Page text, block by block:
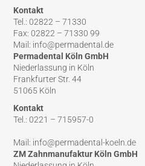
Kontakt
Tel.: 02822 – 71330
Fax: 02822 – 71330 99
Mail: info@permadental.de
Permadental Köln GmbH
Niederlassung in Köln
Frankfurter Str. 44
51065 Köln
Kontakt
Tel.: 0221 – 715957-0
Mail: info@permadental-koeln.de
ZM Zahnmanufaktur Köln GmbH